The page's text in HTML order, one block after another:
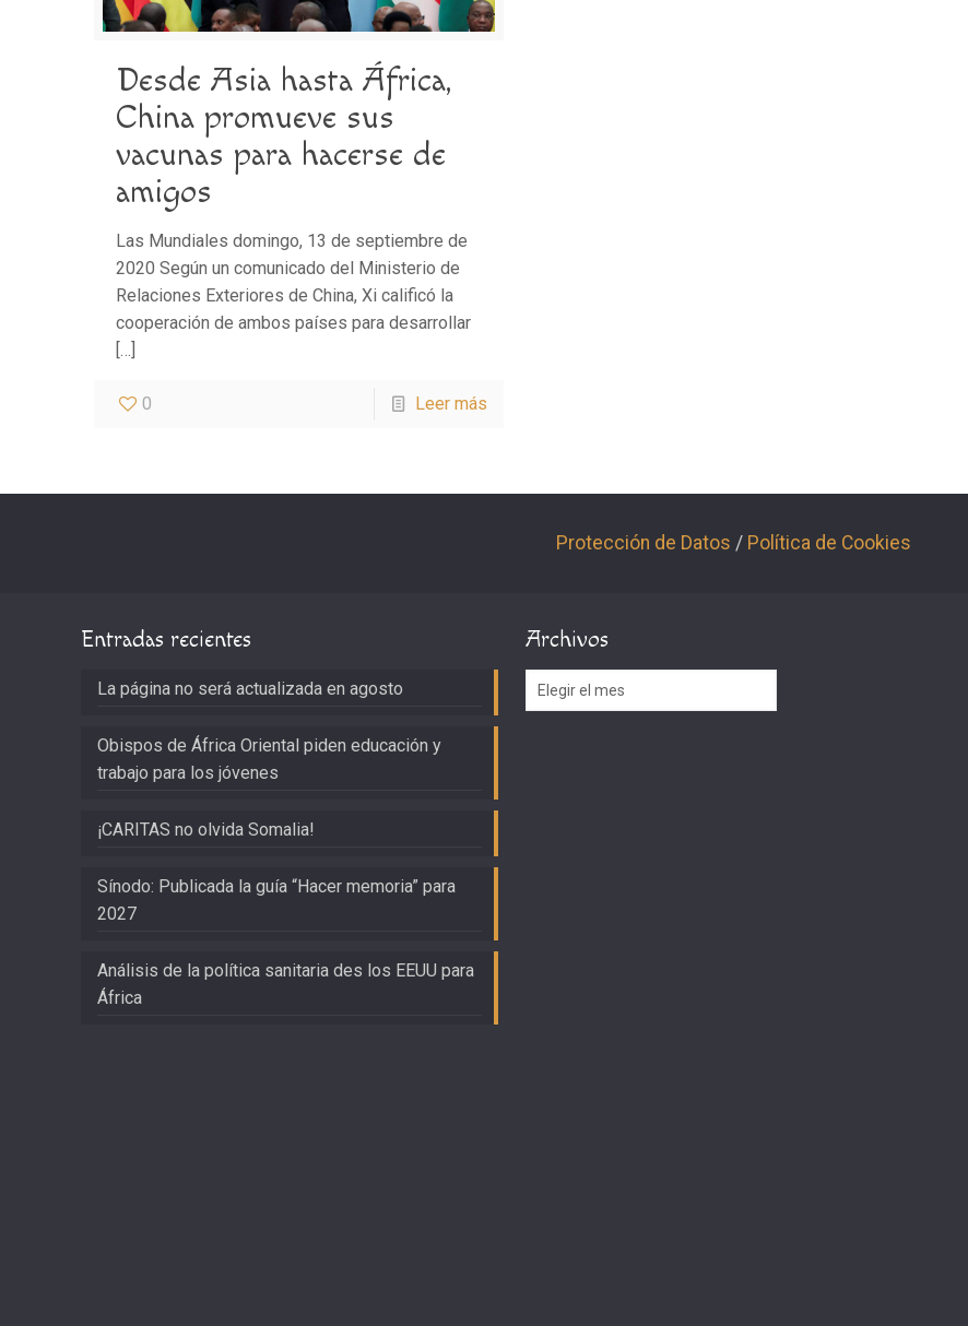
Desde Asia hasta África,
China promueve sus
vacunas para hacerse de
amigos
Las Mundiales domingo, 13 de septiembre de
2020 Según un comunicado del Ministerio de
Relaciones Exteriores de China, Xi calificó la
cooperación de ambos países para desarrollar
[…]
0 Leer más
Protección de Datos / Política de Cookies
Entradas recientes
La página no será actualizada en agosto
Obispos de África Oriental piden educación y
trabajo para los jóvenes
¡CARITAS no olvida Somalia!
Sínodo: Publicada la guía “Hacer memoria” para
2027
Análisis de la política sanitaria des los EEUU para
África
Archivos
Archivos